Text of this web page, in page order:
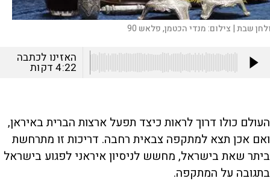
שבת | צילום:מנדי הכטמן, פלאש 90
האזינו לכתבה
4:22דקות
העולם כולו דרוך לראות כיצד תפעל ארצות הברית באיראן,
ואם אכן תצא למתקפה צבאית רחבה. דריכות זו מתרחשת
ביתר שאת בישראל, מחשש לניסיון איראני לפגוע בישראל
בתגובה על המתקפה.